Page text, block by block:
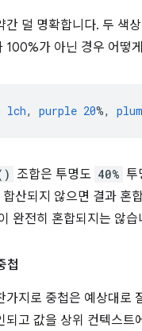
간 덜 명확합니다. 두 색
100%가 아닌 경우 어떻
lch, purple 20%, plum
조합은 투명도 40% 투
산되지 않으면 결과 혼
완전히 혼합되지는 않습
첩
가지로 중첩은 예상대로
되고 값을 상위 컨텍스트